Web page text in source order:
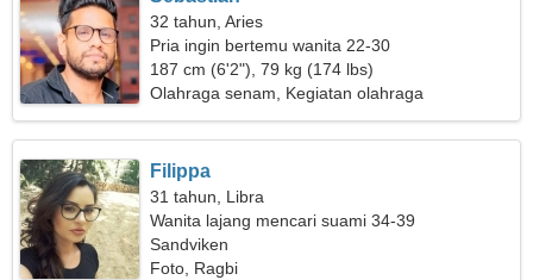
32 tahun, Aries
Pria ingin bertemu wanita 22-30
187 cm (6'2"), 79 kg (174 lbs)
Olahraga senam, Kegiatan olahraga
Filippa
31 tahun, Libra
Wanita lajang mencari suami 34-39
Sandviken
Foto, Ragbi